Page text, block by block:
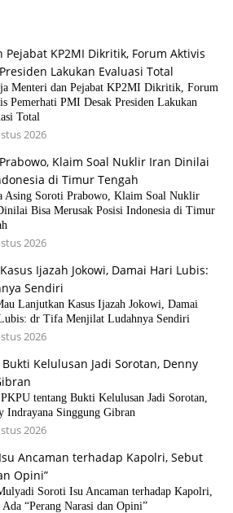
Menteri dan Pejabat KP2MI Dikritik, Forum
Pemerhati PMI Desak Presiden Lakukan
Total
2026
Asing Soroti Prabowo, Klaim Soal Nuklir
Bisa Merusak Posisi Indonesia di Timur
2026
Lanjutkan Kasus Ijazah Jokowi, Damai
dr Tifa Menjilat Ludahnya Sendiri
2026
PKPU tentang Bukti Kelulusan Jadi Sorotan,
Indrayana Singgung Gibran
2026
Soroti Isu Ancaman terhadap Kapolri,
Ada “Perang Narasi dan Opini”